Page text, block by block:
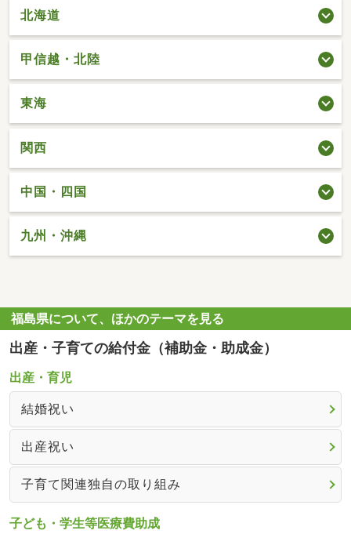
北海道
甲信越・北陸
東海
関西
中国・四国
九州・沖縄
福島県について、ほかのテーマを見る
出産・子育ての給付金（補助金・助成金）
出産・育児
結婚祝い
出産祝い
子育て関連独自の取り組み
子ども・学生等医療費助成